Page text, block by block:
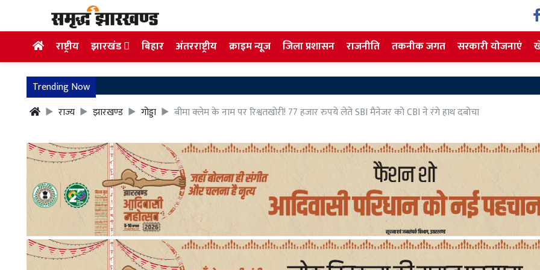
राष्ट्रीय झारखंड बिहार अंतरराष्ट्रीय क्राइम न्यूज जिला प्रशासन राजनीति तकनीक जगत सरकारी योजनाएं
Trending Now
राज्य
झारखण्ड गोड्डा बीमा क्लेम के नाम पर रिश्वतखोरी! 77 हजार रुपये लेते SBI मैनेजर को CBI ने रंगे हाथ दबोचा